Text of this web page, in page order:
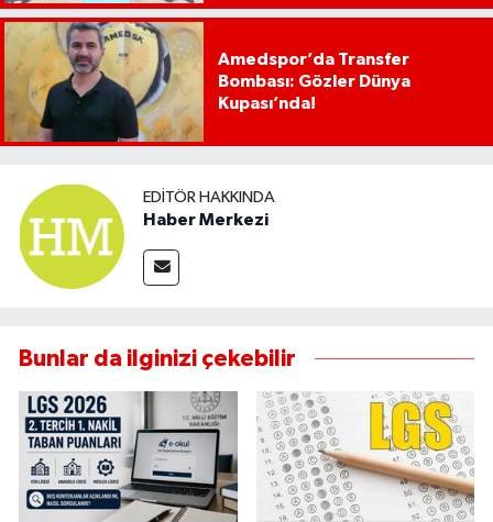
Amedspor’da Transfer
Bombası: Gözler Dünya
Kupası’nda!
EDITÖR HAKKINDA
Haber Merkezi
Bunlar da ilginizi çekebilir